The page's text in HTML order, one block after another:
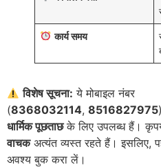
कार्य समय
विशेष सूचना: ये मोबाइल नंबर
(8368032114, 8516827975
धार्मिक पूछताछके लिए उपलब्ध हैं।
वाचकअत्यंत व्यस्त रहते हैं। इसलिए,
अवश्य बुक करा लें।